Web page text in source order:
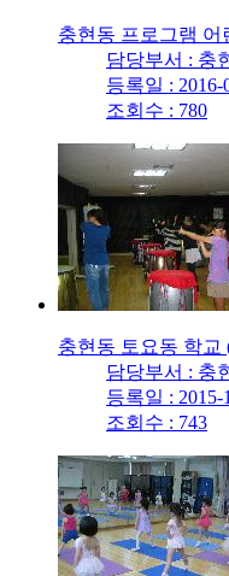
충현동 프로그램
담당부서 : 충
등록일 : 2016-
조회수 : 780
충현동 토요동 학교
담당부서 : 충
등록일 : 2015-
조회수 : 743